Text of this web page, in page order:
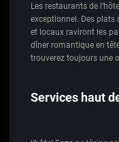
Les restaurants de
exceptionnel. Des plats
et locaux raviront les
dîner romantique en
trouverez toujours une
Services haut